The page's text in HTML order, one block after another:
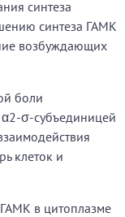
синтеза
синтеза ГАМК
возбуждающих
боли
σ-субъединицей
клеток и
в цитоплазме